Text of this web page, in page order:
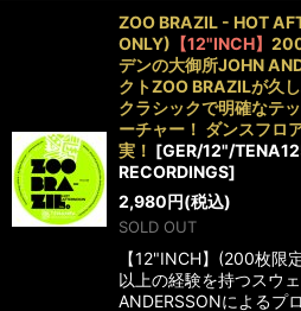
ZOO BRAZIL - HOT
ONLY) 【12"INCH】
デンの大御所JOHN
クトZOO BRAZILが久
クラシックで明確なテ
ーチャー！ ダンスフロ
実！ [GER/12"/
RECORDINGS]
2,980円(税込)
SOLD OUT
【12"INCH】(200枚限
以上の経験を持つスウ
ANDERSSONによるプ